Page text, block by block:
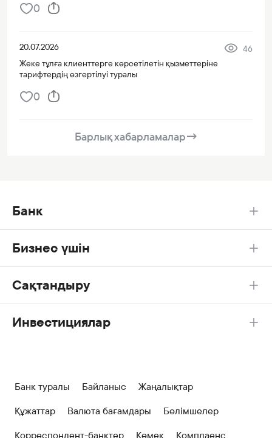
0
20.07.2026
46
Жеке тұлға клиенттерге көрсетілетін қызметтеріне
тарифтердің өзгертілуі туралы
0
Барлық хабарламалар→
Банк
Бизнес үшін
Сақтандыру
Инвестициялар
Банк туралы Байланыс
Жаңалықтар
Құжаттар
Валюта бағамдары
Бөлімшелер
Корреспондент-банктер
Көмек
Комплаенс